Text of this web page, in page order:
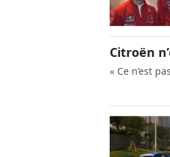
Citroën
« Ce n’est